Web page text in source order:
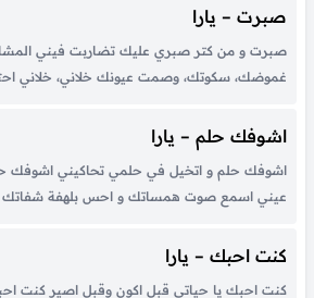
الأبواب...
صبرت – يارا
صبرت و من كتر صبري عليك تضاربت فيني
غموضك، سكوتك، وصمت عيونك خلاني، خلاني
بإشارة في الحال و...
اشوفك حلم – يارا
اشوفك حلم و اتخيل في حلمي تحاكيني اشوفك
عيني اسمع صوت همساتك و احس بلهفة شفاتك
يعيش بداخلي طيفك، ويظهر...
كنت احبك – يارا
كنت احبك يا حياتي قبل اكون وقبل اصير كنت